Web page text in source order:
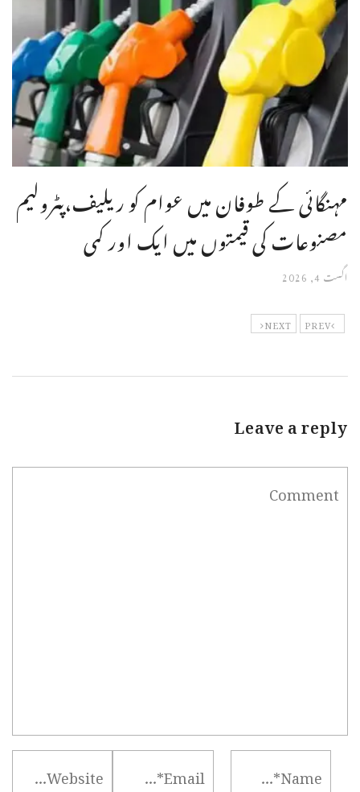
مہنگائی کے طوفان میں عوام کو ریلیف،پٹرولیم
مصنوعات کی قیمتوں میں ایک اور کمی
اگست 4, 2026
PREV
NEXT
Leave a reply